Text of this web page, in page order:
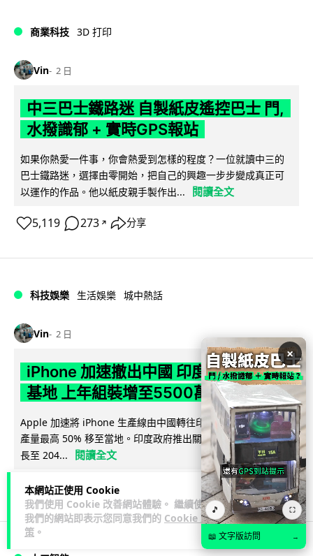
本網站正使用 Cookie
我們使用 Cookie 改善網站體驗。 繼續使用
我們的網站即表示您同意我們的 Cookie 政
策 。
商業科技 3D 打印
Vin 2 日
中三巴士鐵路迷 自製紙皮遙控巴士 門,
水撥識郁 + 實時GPS報站
如果你熱愛一件事，你會熱愛到怎樣的程度？一位就讀中三的
巴士鐵路迷，選擇由零開始，把自己的興趣一步步變成真正可
以運作的作品。他以紙皮親手製作出...
閱讀全文
5,119 273 ↗ 分享
科技娛樂 生活娛樂 城中熱話
Vin 2 日
iPhone 加速撤出中國 印度成新機主要
基地 上年組裝增至5500萬部
Apple 加速將 iPhone 生產線由中國轉往印度，目標兩年內將
產量最高 50% 移至當地。印度政府推出關稅豁免及稅務優惠延
長至 204...
閱讀全文
566 256↗ 分享
×
🎵 ⛶
📖 文字版訪問 →